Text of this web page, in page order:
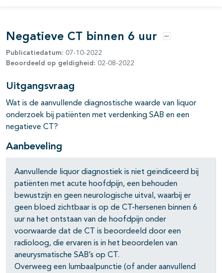
open- en dichtklappen
Negatieve CT binnen 6 uur Opties
Publicatiedatum: 07-10-2022
Beoordeeld op geldigheid: 02-08-2022
Uitgangsvraag
Wat is de aanvullende diagnostische waarde van liquor
onderzoek bij patiënten met verdenking SAB en een
negatieve CT?
Aanbeveling
Aanvullende liquor diagnostiek is niet geïndiceerd bij
patiënten met acute hoofdpijn, een behouden
bewustzijn en geen neurologische uitval, waarbij er
geen bloed zichtbaar is op de CT-hersenen binnen 6
uur na het ontstaan van de hoofdpijn onder
voorwaarde dat de CT is beoordeeld door een
radioloog, die ervaren is in het beoordelen van
aneurysmatische SAB’s op CT.
Overweeg een lumbaalpunctie (of ander aanvullend